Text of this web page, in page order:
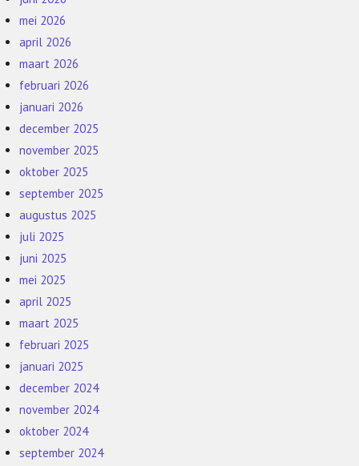
mei 2026
april 2026
maart 2026
februari 2026
januari 2026
december 2025
november 2025
oktober 2025
september 2025
augustus 2025
juli 2025
juni 2025
mei 2025
april 2025
maart 2025
februari 2025
januari 2025
december 2024
november 2024
oktober 2024
september 2024